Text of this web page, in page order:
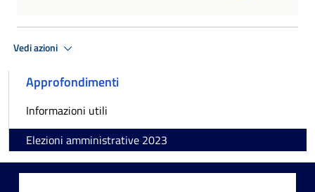
Vedi azioni
Approfondimenti
Informazioni utili
Elezioni amministrative 2023